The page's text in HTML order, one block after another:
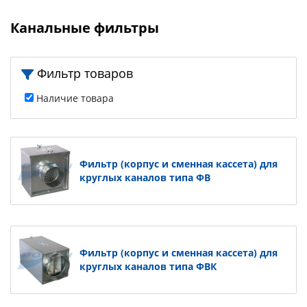
Канальные фильтры
Фильтр товаров
Наличие товара
Фильтр (корпус и сменная кассета) для
круглых каналов типа ФВ
Фильтр (корпус и сменная кассета) для
круглых каналов типа ФВК